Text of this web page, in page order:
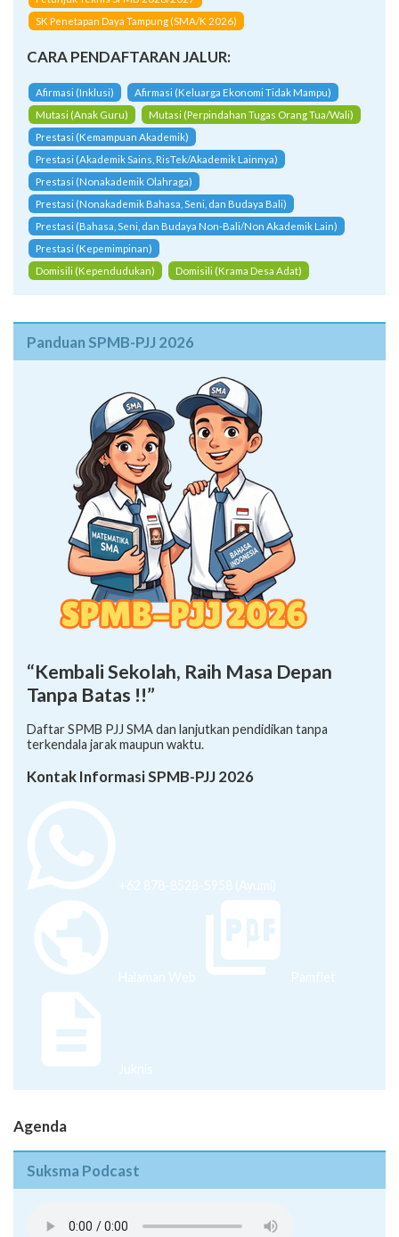
SK Penetapan Daya Tampung (SMA/K 2026)
CARA PENDAFTARAN JALUR:
Afirmasi (Inklusi)
Afirmasi (Keluarga Ekonomi Tidak Mampu)
Mutasi (Anak Guru)
Mutasi (Perpindahan Tugas Orang Tua/Wali)
Prestasi (Kemampuan Akademik)
Prestasi (Akademik Sains, RisTek/Akademik Lainnya)
Prestasi (Nonakademik Olahraga)
Prestasi (Nonakademik Bahasa, Seni, dan Budaya Bali)
Prestasi (Bahasa, Seni, dan Budaya Non-Bali/Non Akademik Lain)
Prestasi (Kepemimpinan)
Domisili (Kependudukan)
Domisili (Krama Desa Adat)
Panduan SPMB-PJJ 2026
“Kembali Sekolah, Raih Masa Depan
Tanpa Batas !!”
Daftar SPMB PJJ SMA dan lanjutkan pendidikan tanpa
terkendala jarak maupun waktu.
Kontak Informasi SPMB-PJJ 2026
+62 878-8528-5958 (Ayumi)
Halaman Web Pamflet
Juknis
Agenda
Suksma Podcast